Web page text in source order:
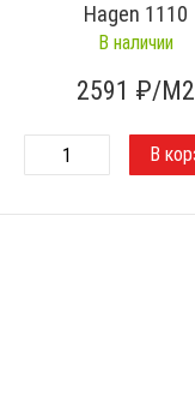
Hagen 1110
В наличии
2591 ₽/М2